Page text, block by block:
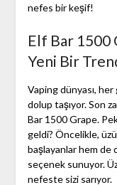
nefes bir keşif!
Elf Bar 1500
Yeni Bir
Vaping dünyası,
dolup taşıyor. Son
Bar 1500 Grape.
geldi? Öncelikle,
başlayanlar hem de
seçenek sunuyor.
nefeste sizi sarıyor.